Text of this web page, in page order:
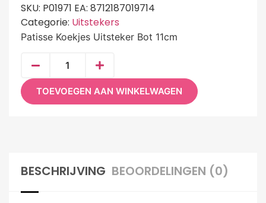
SKU: P01971 EA: 8712187019714
Categorie: Uitstekers
Patisse Koekjes Uitsteker Bot 11cm
TOEVOEGEN AAN WINKELWAGEN
BESCHRIJVING BEOORDELINGEN (0)